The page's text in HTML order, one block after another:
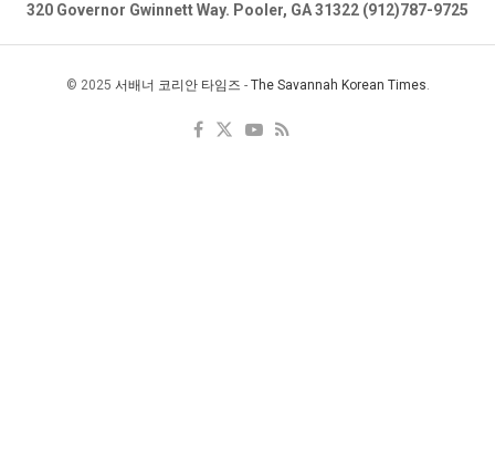
320 Governor Gwinnett Way. Pooler, GA 31322 (912)787-9725
© 2025 서배너 코리안 타임즈 - The Savannah Korean Times